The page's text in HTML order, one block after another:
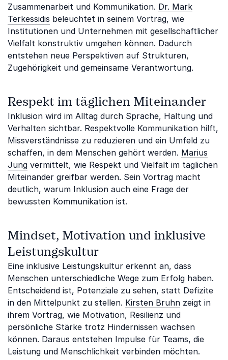
Zusammenarbeit und Kommunikation. Dr. Mark
Terkessidis beleuchtet in seinem Vortrag, wie
Institutionen und Unternehmen mit gesellschaftlicher
Vielfalt konstruktiv umgehen können. Dadurch
entstehen neue Perspektiven auf Strukturen,
Zugehörigkeit und gemeinsame Verantwortung.
Respekt im täglichen Miteinander
Inklusion wird im Alltag durch Sprache, Haltung und
Verhalten sichtbar. Respektvolle Kommunikation hilft,
Missverständnisse zu reduzieren und ein Umfeld zu
schaffen, in dem Menschen gehört werden. Marius
Jung vermittelt, wie Respekt und Vielfalt im täglichen
Miteinander greifbar werden. Sein Vortrag macht
deutlich, warum Inklusion auch eine Frage der
bewussten Kommunikation ist.
Mindset, Motivation und inklusive
Leistungskultur
Eine inklusive Leistungskultur erkennt an, dass
Menschen unterschiedliche Wege zum Erfolg haben.
Entscheidend ist, Potenziale zu sehen, statt Defizite
in den Mittelpunkt zu stellen. Kirsten Bruhn zeigt in
ihrem Vortrag, wie Motivation, Resilienz und
persönliche Stärke trotz Hindernissen wachsen
können. Daraus entstehen Impulse für Teams, die
Leistung und Menschlichkeit verbinden möchten.